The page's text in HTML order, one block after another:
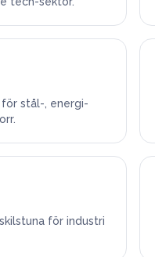
stål-, energi-
för industri